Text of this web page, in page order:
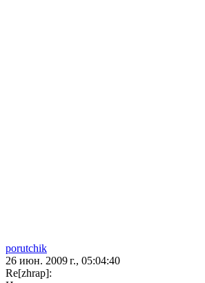
porutchik
26 июн. 2009 г., 05:04:40
Re[zhrap]: